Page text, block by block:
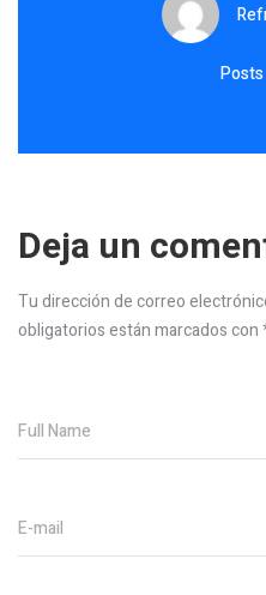
Deja un
Tu dirección de correo
obligatorios están marcados con
Full Name
E-mail